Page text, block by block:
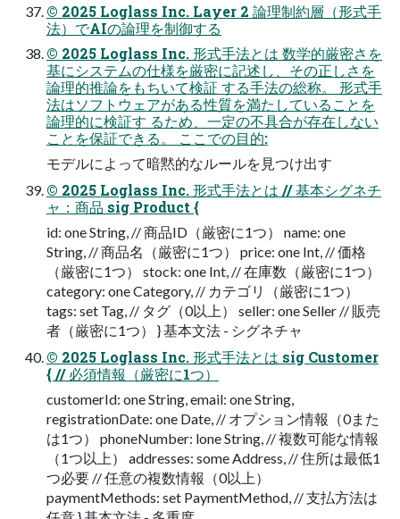
© 2025 Loglass Inc. Layer 2 論理制約層（形式⼿
法）でAIの論理を制御する
© 2025 Loglass Inc. 形式⼿法とは 数学的厳密さを
基にシステムの仕様を厳密に記述し、その正しさを
論理的推論をもちいて検証 する⼿法の総称。 形式⼿
法はソフトウェアがある性質を満たしていることを
論理的に検証す るため、⼀定の不具合が存在しない
ことを保証できる。 ここでの⽬的:
モデルによって暗黙的なルールを⾒つけ出す
© 2025 Loglass Inc. 形式⼿法とは // 基本シグネチ
ャ：商品 sig Product {
id: one String, // 商品ID（厳密に1つ） name: one
String, // 商品名（厳密に1つ） price: one Int, // 価格
（厳密に1つ） stock: one Int, // 在庫数（厳密に1つ）
category: one Category, // カテゴリ（厳密に1つ）
tags: set Tag, // タグ（0以上） seller: one Seller // 販売
者（厳密に1つ） } 基本⽂法 - シグネチャ
© 2025 Loglass Inc. 形式⼿法とは sig Customer
{ // 必須情報（厳密に1つ）
customerId: one String, email: one String,
registrationDate: one Date, // オプション情報（0また
は1つ） phoneNumber: lone String, // 複数可能な情報
（1つ以上） addresses: some Address, // 住所は最低1
つ必要 // 任意の複数情報（0以上）
paymentMethods: set PaymentMethod, // ⽀払⽅法は